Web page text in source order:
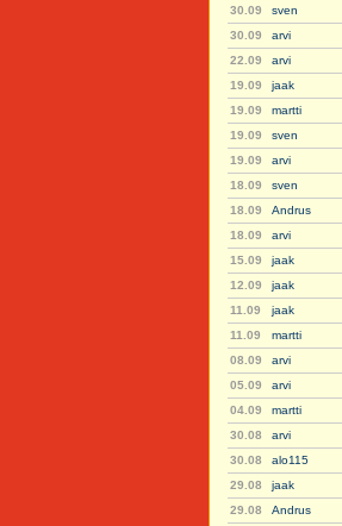
30.09 sven
30.09 arvi
22.09 arvi
19.09 jaak
19.09 martti
19.09 sven
19.09 arvi
18.09 sven
18.09 Andrus
18.09 arvi
15.09 jaak
12.09 jaak
11.09 jaak
11.09 martti
08.09 arvi
05.09 arvi
04.09 martti
30.08 arvi
30.08 alo115
29.08 jaak
29.08 Andrus